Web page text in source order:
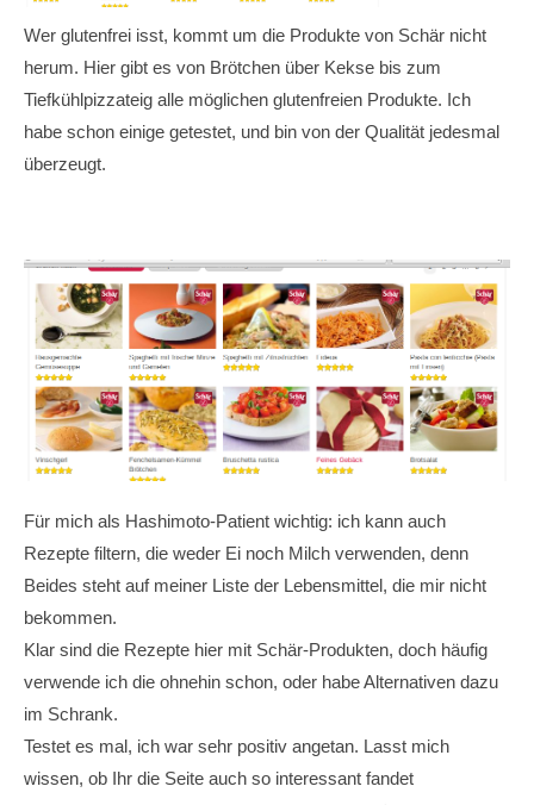
Wer glutenfrei isst, kommt um die Produkte von Schär nicht
herum. Hier gibt es von Brötchen über Kekse bis zum
Tiefkühlpizzateig alle möglichen glutenfreien Produkte. Ich
habe schon einige getestet, und bin von der Qualität jedesmal
überzeugt.
Für mich als Hashimoto-Patient wichtig: ich kann auch
Rezepte filtern, die weder Ei noch Milch verwenden, denn
Beides steht auf meiner Liste der Lebensmittel, die mir nicht
bekommen.
Klar sind die Rezepte hier mit Schär-Produkten, doch häufig
verwende ich die ohnehin schon, oder habe Alternativen dazu
im Schrank.
Testet es mal, ich war sehr positiv angetan. Lasst mich
wissen, ob Ihr die Seite auch so interessant fandet